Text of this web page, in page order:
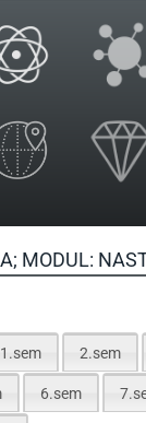
MODUL:
1.sem 2.sem
6.sem